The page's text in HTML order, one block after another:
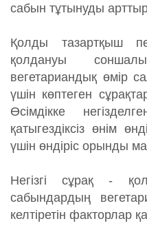
сабын тұтынуды
Қолды тазартқыш
қолдануы
вегетариандық өмір
үшін көптеген
Өсімдікке
қатыгездіксіз өнім
үшін өндіріс орынды
Негізгі сұрақ -
сабындардың
келтіретін факторлар